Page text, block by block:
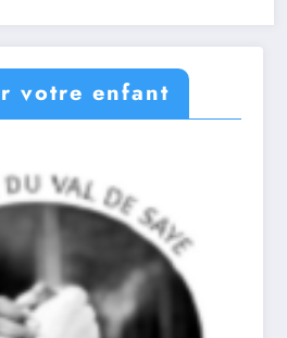
votre enfant